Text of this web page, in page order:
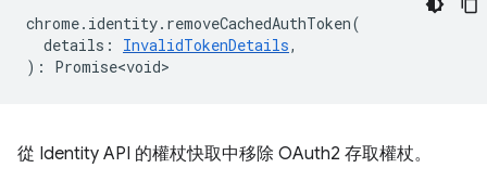
chrome. identity. removeCachedAuthToken(
details : InvalidTokenDetails,
) : Promise<void>
從 Identity API 的權杖快取中移除 OAuth2 存取權杖。